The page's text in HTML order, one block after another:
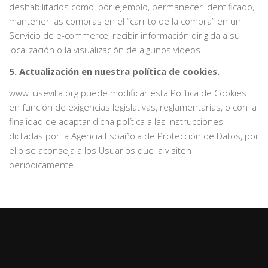
deshabilitados como, por ejemplo, permanecer identificado,
mantener las compras en el “carrito de la compra” en un
Servicio de e-commerce, recibir información dirigida a su
localización o la visualización de algunos vídeos.
5. Actualización en nuestra política de cookies.
www.iusevilla.org puede modificar esta Política de Cookies
en función de exigencias legislativas, reglamentarias, o con la
finalidad de adaptar dicha política a las instrucciones
dictadas por la Agencia Española de Protección de Datos, por
ello se aconseja a los Usuarios que la visiten
periódicamente.